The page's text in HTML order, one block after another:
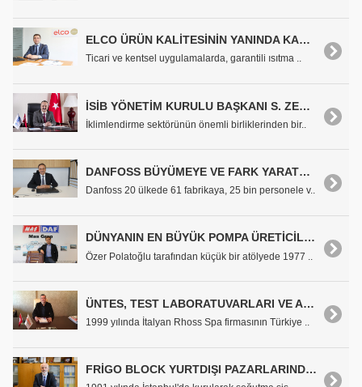
ELCO ÜRÜN KALİTESİNİN YANINDA KALİTELİ SERVİS HİZMETİNE ODAKLANDI
Ticari ve kentsel uygulamalarda, garantili ısıtma ..
İSİB YÖNETİM KURULU BAŞKANI S. ZEKİ POYRAZ: "İSİB ÖNEMLİ ORGANİZASYONLAR İLE İKLİMLENDİRME SEKTÖRÜNE FAYDALAR SAĞLAMAYA DEVAM EDİYOR"
İklimlendirme sektörünün önemli birliklerinden bir..
DANFOSS BÜYÜMEYE VE FARK YARATMAYA DEVAM EDİYOR
Danfoss 20 ülkede 61 fabrikaya, 25 bin personele v..
DÜNYANIN EN BÜYÜK POMPA ÜRETİCİLERİ ARASINA GİRME YOLUNDAKİ MAS POMPA'NIN 40 YILLIK BAŞARI HİKAYESİ
Özer Polatoğlu tarafından küçük bir atölyede 1977 ..
ÜNTES, TEST LABORATUVARLARI VE AR-GE MERKEZİ İLE ÇOK DAHA GÜÇLÜ
1999 yılında İtalyan Rhoss Spa firmasının Türkiye ..
FRİGO BLOCK YURTDIŞI PAZARLARINDA ETKİNLİĞİNİ ARTIRACAK